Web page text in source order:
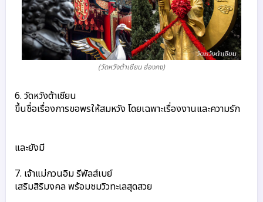
(วัดหวังต้าเซียน ฮ่องกง)
6. วัดหวังต้าเซียน
ขึ้นชื่อเรื่องการขอพรให้สมหวัง โดยเฉพาะเรื่องงานและความรัก
และยังมี
7. เจ้าแม่กวนอิม รีพัลส์เบย์
เสริมสิริมงคล พร้อมชมวิวทะเลสุดสวย